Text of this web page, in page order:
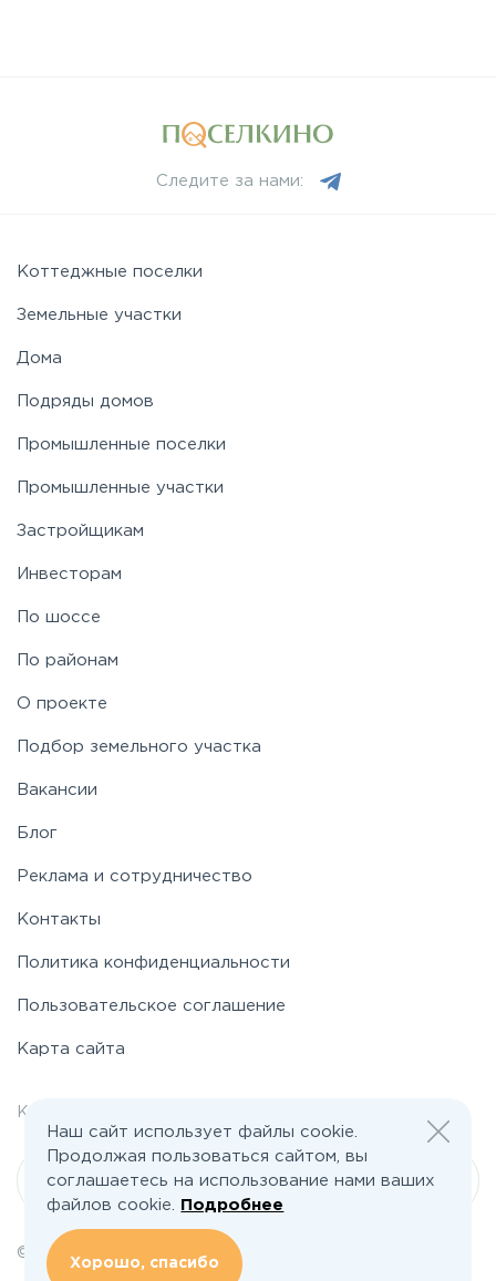
Следите за нами:
Коттеджные поселки
Земельные участки
Дома
Подряды домов
Промышленные поселки
Промышленные участки
Застройщикам
Инвесторам
По шоссе
По районам
О проекте
Подбор земельного участка
Вакансии
Блог
Реклама и сотрудничество
Контакты
Политика конфиденциальности
Пользовательское соглашение
Карта сайта
Контакты:
Написать нам
© 2026 Все права защищены | poselkino.ru
ИП Маслов Дмитрий Валерьевич
Наш сайт использует файлы cookie.
Продолжая пользоваться сайтом, вы
соглашаетесь на использование нами ваших
файлов cookie.
Подробнее
Хорошо, спасибо